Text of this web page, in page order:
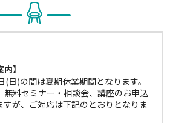
】
日)の間は夏期休業期間となります。
料セミナー・相談会、講座のお申込
すが、ご対応は下記のとおりとなりま